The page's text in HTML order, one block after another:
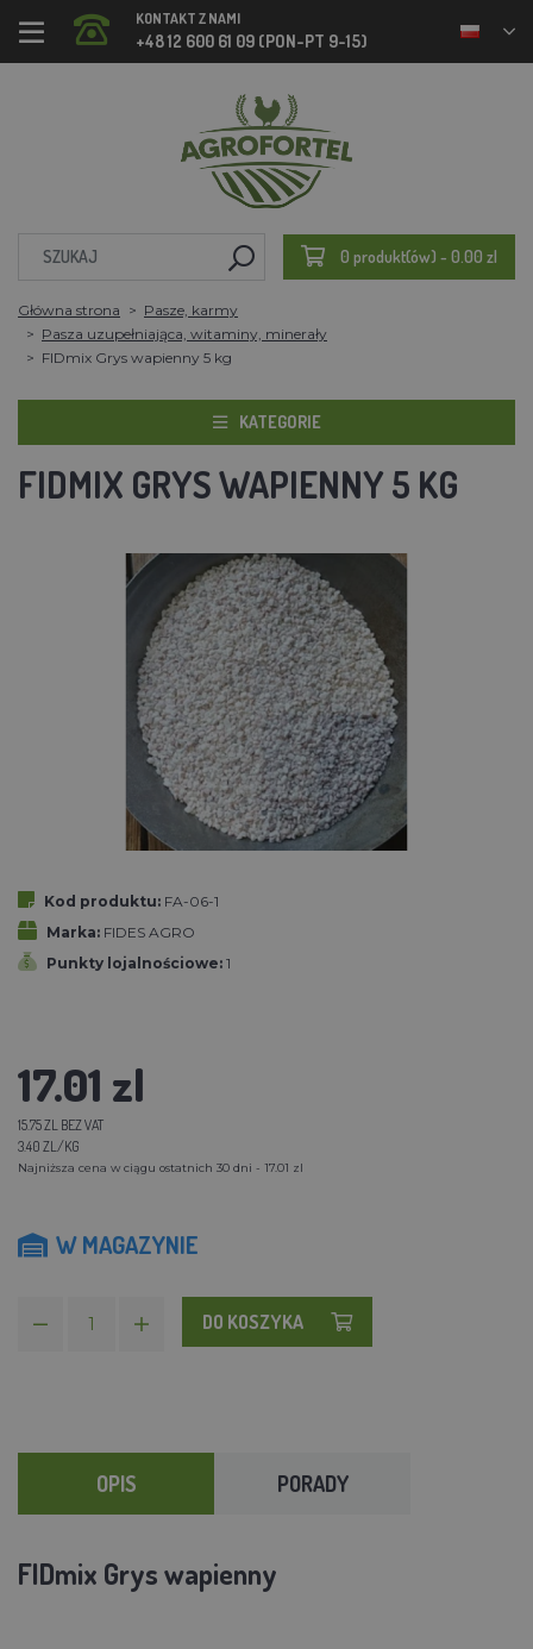
KONTAKT Z NAMI
+48 12 600 61 09 (PON-PT 9-15)
0 produkt(ów) - 0.00 zl
Główna strona
Pasze, karmy
Pasza uzupełniająca, witaminy, minerały
FIDmix Grys wapienny 5 kg
KATEGORIE
FIDMIX GRYS WAPIENNY 5 KG
Kod produktu: FA-06-1
Marka: FIDES AGRO
Punkty lojalnościowe: 1
17.01 zl
15.75 ZL BEZ VAT
3.40 ZL/KG
Najniższa cena w ciągu ostatnich 30 dni - 17.01 zl
W MAGAZYNIE
DO KOSZYKA
OPIS PORADY
FIDmix Grys wapienny